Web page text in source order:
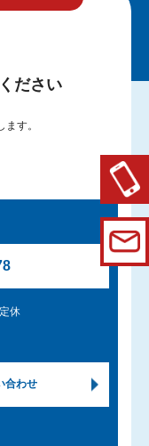
ださい
す。
休
合わせ